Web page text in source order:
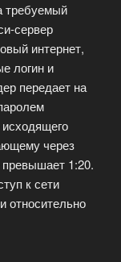
требуемый
сервер
интернет,
логин и
передает на
через
превышает 1:20.
к сети
относительно